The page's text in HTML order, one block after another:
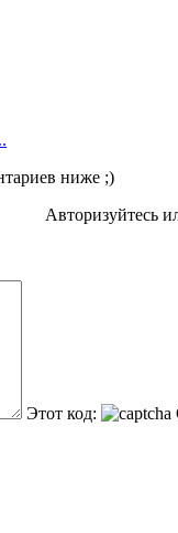
ниже ;)
Авторизуйтесь
Этот код: